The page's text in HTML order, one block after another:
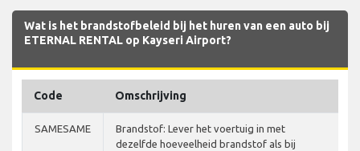
Wat is het brandstofbeleid bij het huren van een auto bij
ETERNAL RENTAL op Kayseri Airport?
Code Omschrijving
SAMESAME
Brandstof: Lever het voertuig in met
dezelfde hoeveelheid brandstof als bij